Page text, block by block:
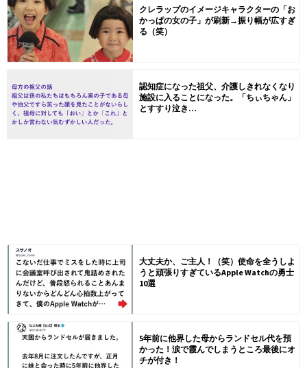
クレラップのイメージキャラクターの「お
かっぱの女の子」が刷新→振り幅が広すぎ
る（笑）
認知症になった祖父、介護しきれなくなり
施設に入ることになった。「ちぃちゃん」
とすすり泣き…
大丈夫か、ご主人！（笑）使命を全うしよ
うと頑張りすぎているApple Watchの勇士
10選
5年前に他界した母からランドセル代を預
かった！涙で霞んでしまうところ最後にオ
チが付き！